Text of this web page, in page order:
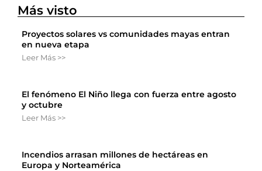
Más visto
Proyectos solares vs comunidades mayas entran
en nueva etapa
Leer Más >>
El fenómeno El Niño llega con fuerza entre agosto
y octubre
Leer Más >>
Incendios arrasan millones de hectáreas en
Europa y Norteamérica